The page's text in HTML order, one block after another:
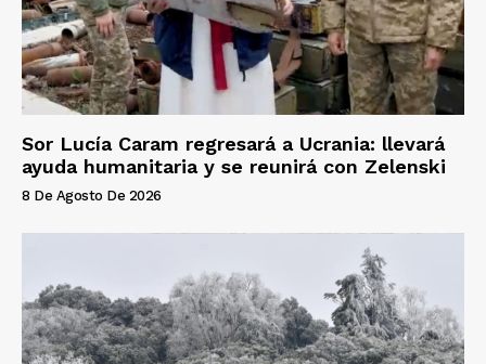
Sor Lucía Caram regresará a Ucrania: llevará
ayuda humanitaria y se reunirá con Zelenski
8 De Agosto De 2026